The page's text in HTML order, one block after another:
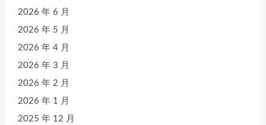
2026 年 6 月
2026 年 5 月
2026 年 4 月
2026 年 3 月
2026 年 2 月
2026 年 1 月
2025 年 12 月